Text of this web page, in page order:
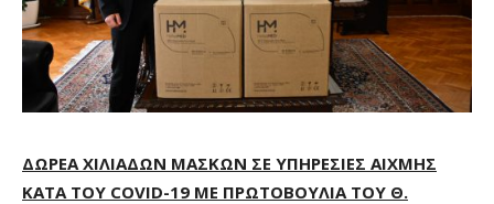
ΔΩΡΕΑ ΧΙΛΙΑΔΩΝ ΜΑΣΚΩΝ ΣΕ ΥΠΗΡΕΣΙΕΣ ΑΙΧΜΗΣ
ΚΑΤΑ ΤΟΥ COVID-19 ΜΕ ΠΡΩΤΟΒΟΥΛΙΑ ΤΟΥ Θ.